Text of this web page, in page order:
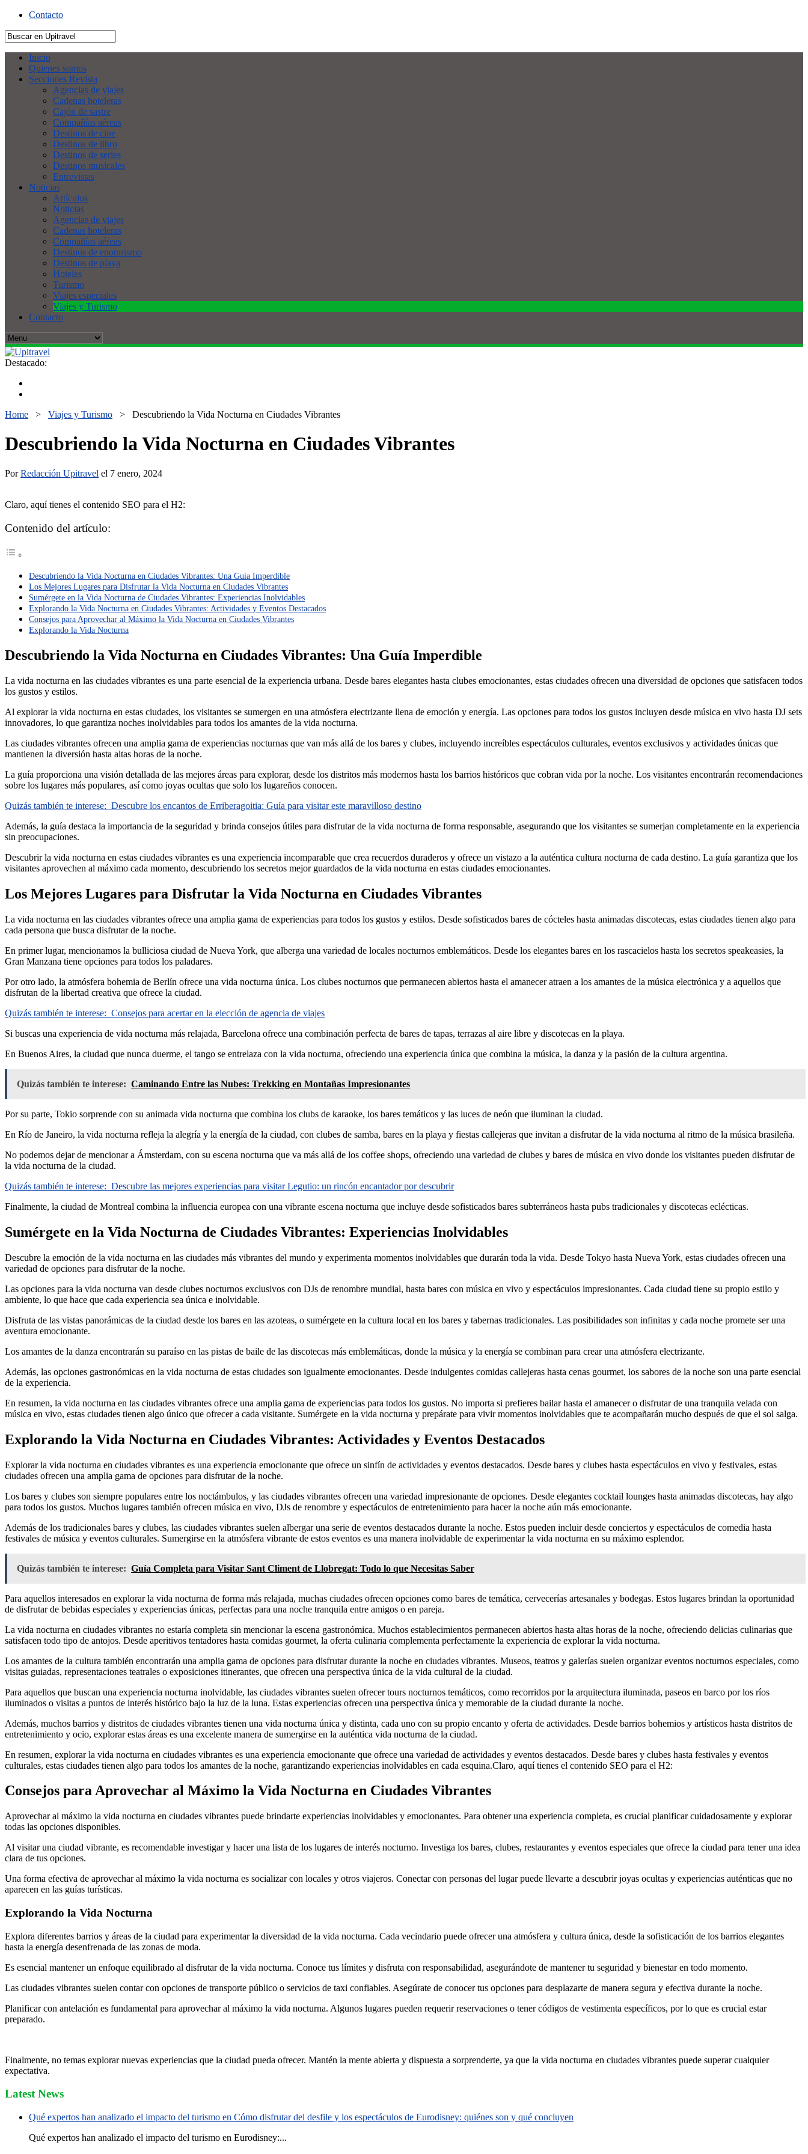
Contacto
Inicio
Quienes somos
Secciones Revista
Agencias de viajes
Cadenas hoteleras
Cajón de sastre
Compañías aéreas
Destinos de cine
Destinos de libro
Destinos de series
Destinos musicales
Entrevistas
Noticias
Artículos
Noticias
Agencias de viajes
Cadenas hoteleras
Compañías aéreas
Destinos de enoturismo
Destinos de playa
Hoteles
Turismo
Viajes especiales
Viajes y Turismo
Contacto
Destacado:
Home > Viajes y Turismo > Descubriendo la Vida Nocturna en Ciudades Vibrantes
Descubriendo la Vida Nocturna en Ciudades Vibrantes
PorRedacción Upitravel el 7 enero, 2024
Claro, aquí tienes el contenido SEO para el H2:
Contenido del artículo:
Descubriendo la Vida Nocturna en Ciudades Vibrantes: Una Guía Imperdible
Los Mejores Lugares para Disfrutar la Vida Nocturna en Ciudades Vibrantes
Sumérgete en la Vida Nocturna de Ciudades Vibrantes: Experiencias Inolvidables
Explorando la Vida Nocturna en Ciudades Vibrantes: Actividades y Eventos Destacados
Consejos para Aprovechar al Máximo la Vida Nocturna en Ciudades Vibrantes
Explorando la Vida Nocturna
Descubriendo la Vida Nocturna en Ciudades Vibrantes: Una Guía Imperdible
La vida nocturna en las ciudades vibrantes es una parte esencial de la experiencia urbana. Desde bares elegantes hasta clubes emocionantes, estas ciudades ofrecen una diversidad de opciones que satisfacen todos
los gustos y estilos.
Al explorar la vida nocturna en estas ciudades, los visitantes se sumergen en una atmósfera electrizante llena de emoción y energía. Las opciones para todos los gustos incluyen desde música en vivo hasta DJ sets
innovadores, lo que garantiza noches inolvidables para todos los amantes de la vida nocturna.
Las ciudades vibrantes ofrecen una amplia gama de experiencias nocturnas que van más allá de los bares y clubes, incluyendo increíbles espectáculos culturales, eventos exclusivos y actividades únicas que
mantienen la diversión hasta altas horas de la noche.
La guía proporciona una visión detallada de las mejores áreas para explorar, desde los distritos más modernos hasta los barrios históricos que cobran vida por la noche. Los visitantes encontrarán recomendaciones
sobre los lugares más populares, así como joyas ocultas que solo los lugareños conocen.
Quizás también te interese: Descubre los encantos de Erriberagoitia: Guía para visitar este maravilloso destino
Además, la guía destaca la importancia de la seguridad y brinda consejos útiles para disfrutar de la vida nocturna de forma responsable, asegurando que los visitantes se sumerjan completamente en la experiencia
sin preocupaciones.
Descubrir la vida nocturna en estas ciudades vibrantes es una experiencia incomparable que crea recuerdos duraderos y ofrece un vistazo a la auténtica cultura nocturna de cada destino. La guía garantiza que los
visitantes aprovechen al máximo cada momento, descubriendo los secretos mejor guardados de la vida nocturna en estas ciudades emocionantes.
Los Mejores Lugares para Disfrutar la Vida Nocturna en Ciudades Vibrantes
La vida nocturna en las ciudades vibrantes ofrece una amplia gama de experiencias para todos los gustos y estilos. Desde sofisticados bares de cócteles hasta animadas discotecas, estas ciudades tienen algo para
cada persona que busca disfrutar de la noche.
En primer lugar, mencionamos la bulliciosa ciudad de Nueva York, que alberga una variedad de locales nocturnos emblemáticos. Desde los elegantes bares en los rascacielos hasta los secretos speakeasies, la
Gran Manzana tiene opciones para todos los paladares.
Por otro lado, la atmósfera bohemia de Berlín ofrece una vida nocturna única. Los clubes nocturnos que permanecen abiertos hasta el amanecer atraen a los amantes de la música electrónica y a aquellos que
disfrutan de la libertad creativa que ofrece la ciudad.
Quizás también te interese: Consejos para acertar en la elección de agencia de viajes
Si buscas una experiencia de vida nocturna más relajada, Barcelona ofrece una combinación perfecta de bares de tapas, terrazas al aire libre y discotecas en la playa.
En Buenos Aires, la ciudad que nunca duerme, el tango se entrelaza con la vida nocturna, ofreciendo una experiencia única que combina la música, la danza y la pasión de la cultura argentina.
Quizás también te interese: Caminando Entre las Nubes: Trekking en Montañas Impresionantes
Por su parte, Tokio sorprende con su animada vida nocturna que combina los clubs de karaoke, los bares temáticos y las luces de neón que iluminan la ciudad.
En Río de Janeiro, la vida nocturna refleja la alegría y la energía de la ciudad, con clubes de samba, bares en la playa y fiestas callejeras que invitan a disfrutar de la vida nocturna al ritmo de la música brasileña.
No podemos dejar de mencionar a Ámsterdam, con su escena nocturna que va más allá de los coffee shops, ofreciendo una variedad de clubes y bares de música en vivo donde los visitantes pueden disfrutar de
la vida nocturna de la ciudad.
Quizás también te interese: Descubre las mejores experiencias para visitar Legutio: un rincón encantador por descubrir
Finalmente, la ciudad de Montreal combina la influencia europea con una vibrante escena nocturna que incluye desde sofisticados bares subterráneos hasta pubs tradicionales y discotecas eclécticas.
Sumérgete en la Vida Nocturna de Ciudades Vibrantes: Experiencias Inolvidables
Descubre la emoción de la vida nocturna en las ciudades más vibrantes del mundo y experimenta momentos inolvidables que durarán toda la vida. Desde Tokyo hasta Nueva York, estas ciudades ofrecen una
variedad de opciones para disfrutar de la noche.
Las opciones para la vida nocturna van desde clubes nocturnos exclusivos con DJs de renombre mundial, hasta bares con música en vivo y espectáculos impresionantes. Cada ciudad tiene su propio estilo y
ambiente, lo que hace que cada experiencia sea única e inolvidable.
Disfruta de las vistas panorámicas de la ciudad desde los bares en las azoteas, o sumérgete en la cultura local en los bares y tabernas tradicionales. Las posibilidades son infinitas y cada noche promete ser una
aventura emocionante.
Los amantes de la danza encontrarán su paraíso en las pistas de baile de las discotecas más emblemáticas, donde la música y la energía se combinan para crear una atmósfera electrizante.
Además, las opciones gastronómicas en la vida nocturna de estas ciudades son igualmente emocionantes. Desde indulgentes comidas callejeras hasta cenas gourmet, los sabores de la noche son una parte esencial
de la experiencia.
En resumen, la vida nocturna en las ciudades vibrantes ofrece una amplia gama de experiencias para todos los gustos. No importa si prefieres bailar hasta el amanecer o disfrutar de una tranquila velada con
música en vivo, estas ciudades tienen algo único que ofrecer a cada visitante. Sumérgete en la vida nocturna y prepárate para vivir momentos inolvidables que te acompañarán mucho después de que el sol salga.
Explorando la Vida Nocturna en Ciudades Vibrantes: Actividades y Eventos Destacados
Explorar la vida nocturna en ciudades vibrantes es una experiencia emocionante que ofrece un sinfín de actividades y eventos destacados. Desde bares y clubes hasta espectáculos en vivo y festivales, estas
ciudades ofrecen una amplia gama de opciones para disfrutar de la noche.
Los bares y clubes son siempre populares entre los noctámbulos, y las ciudades vibrantes ofrecen una variedad impresionante de opciones. Desde elegantes cocktail lounges hasta animadas discotecas, hay algo
para todos los gustos. Muchos lugares también ofrecen música en vivo, DJs de renombre y espectáculos de entretenimiento para hacer la noche aún más emocionante.
Además de los tradicionales bares y clubes, las ciudades vibrantes suelen albergar una serie de eventos destacados durante la noche. Estos pueden incluir desde conciertos y espectáculos de comedia hasta
festivales de música y eventos culturales. Sumergirse en la atmósfera vibrante de estos eventos es una manera inolvidable de experimentar la vida nocturna en su máximo esplendor.
Quizás también te interese: Guía Completa para Visitar Sant Climent de Llobregat: Todo lo que Necesitas Saber
Para aquellos interesados en explorar la vida nocturna de forma más relajada, muchas ciudades ofrecen opciones como bares de temática, cervecerías artesanales y bodegas. Estos lugares brindan la oportunidad
de disfrutar de bebidas especiales y experiencias únicas, perfectas para una noche tranquila entre amigos o en pareja.
La vida nocturna en ciudades vibrantes no estaría completa sin mencionar la escena gastronómica. Muchos establecimientos permanecen abiertos hasta altas horas de la noche, ofreciendo delicias culinarias que
satisfacen todo tipo de antojos. Desde aperitivos tentadores hasta comidas gourmet, la oferta culinaria complementa perfectamente la experiencia de explorar la vida nocturna.
Los amantes de la cultura también encontrarán una amplia gama de opciones para disfrutar durante la noche en ciudades vibrantes. Museos, teatros y galerías suelen organizar eventos nocturnos especiales, como
visitas guiadas, representaciones teatrales o exposiciones itinerantes, que ofrecen una perspectiva única de la vida cultural de la ciudad.
Para aquellos que buscan una experiencia nocturna inolvidable, las ciudades vibrantes suelen ofrecer tours nocturnos temáticos, como recorridos por la arquitectura iluminada, paseos en barco por los ríos
iluminados o visitas a puntos de interés histórico bajo la luz de la luna. Estas experiencias ofrecen una perspectiva única y memorable de la ciudad durante la noche.
Además, muchos barrios y distritos de ciudades vibrantes tienen una vida nocturna única y distinta, cada uno con su propio encanto y oferta de actividades. Desde barrios bohemios y artísticos hasta distritos de
entretenimiento y ocio, explorar estas áreas es una excelente manera de sumergirse en la auténtica vida nocturna de la ciudad.
En resumen, explorar la vida nocturna en ciudades vibrantes es una experiencia emocionante que ofrece una variedad de actividades y eventos destacados. Desde bares y clubes hasta festivales y eventos
culturales, estas ciudades tienen algo para todos los amantes de la noche, garantizando experiencias inolvidables en cada esquina.Claro, aquí tienes el contenido SEO para el H2:
Consejos para Aprovechar al Máximo la Vida Nocturna en Ciudades Vibrantes
Aprovechar al máximo la vida nocturna en ciudades vibrantes puede brindarte experiencias inolvidables y emocionantes. Para obtener una experiencia completa, es crucial planificar cuidadosamente y explorar
todas las opciones disponibles.
Al visitar una ciudad vibrante, es recomendable investigar y hacer una lista de los lugares de interés nocturno. Investiga los bares, clubes, restaurantes y eventos especiales que ofrece la ciudad para tener una idea
clara de tus opciones.
Una forma efectiva de aprovechar al máximo la vida nocturna es socializar con locales y otros viajeros. Conectar con personas del lugar puede llevarte a descubrir joyas ocultas y experiencias auténticas que no
aparecen en las guías turísticas.
Explorando la Vida Nocturna
Explora diferentes barrios y áreas de la ciudad para experimentar la diversidad de la vida nocturna. Cada vecindario puede ofrecer una atmósfera y cultura única, desde la sofisticación de los barrios elegantes
hasta la energía desenfrenada de las zonas de moda.
Es esencial mantener un enfoque equilibrado al disfrutar de la vida nocturna. Conoce tus límites y disfruta con responsabilidad, asegurándote de mantener tu seguridad y bienestar en todo momento.
Las ciudades vibrantes suelen contar con opciones de transporte público o servicios de taxi confiables. Asegúrate de conocer tus opciones para desplazarte de manera segura y efectiva durante la noche.
Planificar con antelación es fundamental para aprovechar al máximo la vida nocturna. Algunos lugares pueden requerir reservaciones o tener códigos de vestimenta específicos, por lo que es crucial estar
preparado.
Finalmente, no temas explorar nuevas experiencias que la ciudad pueda ofrecer. Mantén la mente abierta y dispuesta a sorprenderte, ya que la vida nocturna en ciudades vibrantes puede superar cualquier
expectativa.
Latest News
Qué expertos han analizado el impacto del turismo en Cómo disfrutar del desfile y los espectáculos de Eurodisney: quiénes son y qué concluyen
Qué expertos han analizado el impacto del turismo en Eurodisney:...